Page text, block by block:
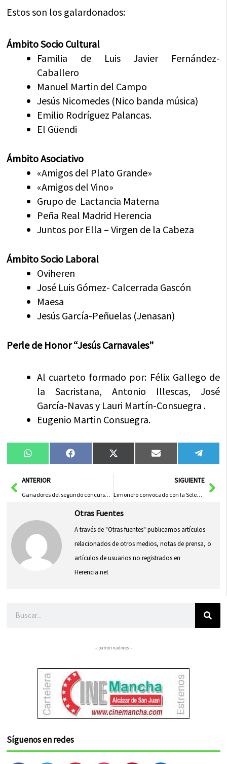
Estos son los galardonados:
Ámbito Socio Cultural
Familia de Luis Javier Fernández-
Caballero
Manuel Martin del Campo
Jesús Nicomedes (Nico banda música)
Emilio Rodríguez Palancas.
El Güendi
Ámbito Asociativo
«Amigos del Plato Grande»
«Amigos del Vino»
Grupo de Lactancia Materna
Peña Real Madrid Herencia
Juntos por Ella – Virgen de la Cabeza
Ámbito Socio Laboral
Oviheren
José Luis Gómez- Calcerrada Gascón
Maesa
Jesús García-Peñuelas (Jenasan)
Perle de Honor “Jesús Carnavales”
Al cuarteto formado por: Félix Gallego de
la Sacristana, Antonio Illescas, José
García-Navas y Lauri Martín-Consuegra .
Eugenio Martin Consuegra.
Compartir
en
WhatsAppCompartir
en
FacebookCompartir
en
X
(Twitter)
Compartir
en
Email
en
AntANTERIOR
Ganadores del segundo concurso de vinos tradicionales y derivados de Herencia
SIGUIENTE
Limonero convocado con la Selección Nacional
Otras Fuentes
A través de "Otras fuentes" publicamos artículos
relacionados de otros medios, notas de prensa, o
artículos de usuarios no registrados en
Herencia.net
– patrocinadores –
Síguenos en redes